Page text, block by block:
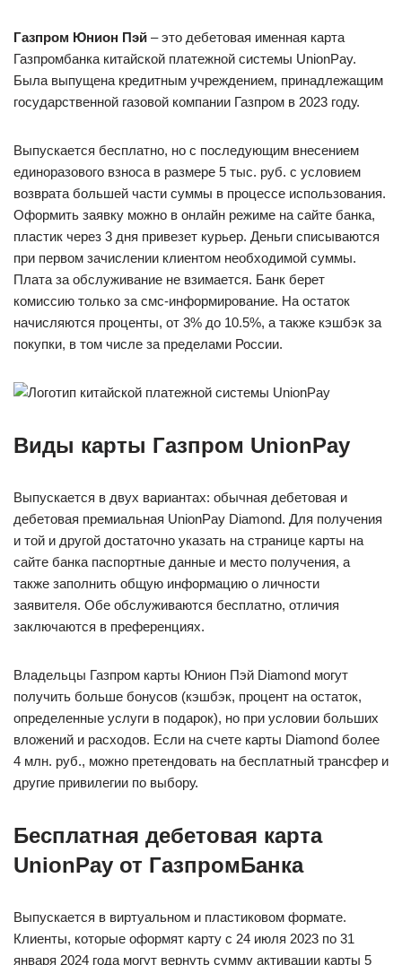
Газпром Юнион Пэй – это дебетовая именная карта
Газпромбанка китайской платежной системы UnionPay.
Была выпущена кредитным учреждением, принадлежащим
государственной газовой компании Газпром в 2023 году.
Выпускается бесплатно, но с последующим внесением
единоразового взноса в размере 5 тыс. руб. с условием
возврата большей части суммы в процессе использования.
Оформить заявку можно в онлайн режиме на сайте банка,
пластик через 3 дня привезет курьер. Деньги списываются
при первом зачислении клиентом необходимой суммы.
Плата за обслуживание не взимается. Банк берет
комиссию только за смс-информирование. На остаток
начисляются проценты, от 3% до 10.5%, а также кэшбэк за
покупки, в том числе за пределами России.
Виды карты Газпром UnionPay
Выпускается в двух вариантах: обычная дебетовая и
дебетовая премиальная UnionPay Diamond. Для получения
и той и другой достаточно указать на странице карты на
сайте банка паспортные данные и место получения, а
также заполнить общую информацию о личности
заявителя. Обе обслуживаются бесплатно, отличия
заключаются в преференциях.
Владельцы Газпром карты Юнион Пэй Diamond могут
получить больше бонусов (кэшбэк, процент на остаток,
определенные услуги в подарок), но при условии больших
вложений и расходов. Если на счете карты Diamond более
4 млн. руб., можно претендовать на бесплатный трансфер и
другие привилегии по выбору.
Бесплатная дебетовая карта
UnionPay от ГазпромБанка
Выпускается в виртуальном и пластиковом формате.
Клиенты, которые оформят карту с 24 июля 2023 по 31
января 2024 года могут вернуть сумму активации карты 5